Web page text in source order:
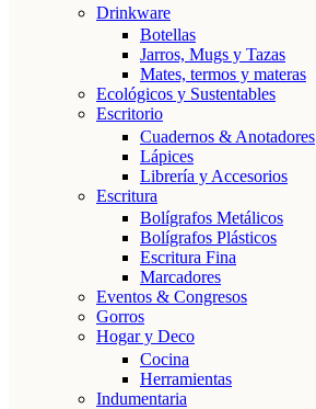
Drinkware
Botellas
Jarros, Mugs y Tazas
Mates, termos y materas
Ecológicos y Sustentables
Escritorio
Cuadernos & Anotadores
Lápices
Librería y Accesorios
Escritura
Bolígrafos Metálicos
Bolígrafos Plásticos
Escritura Fina
Marcadores
Eventos & Congresos
Gorros
Hogar y Deco
Cocina
Herramientas
Indumentaria